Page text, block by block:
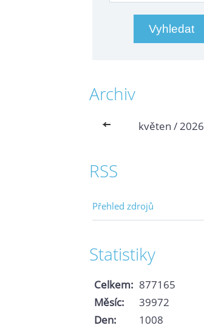
Archiv
<< květen / 2026
RSS
Přehled zdrojů
Statistiky
Celkem: 877165
Měsíc:
39972
Den:
1008